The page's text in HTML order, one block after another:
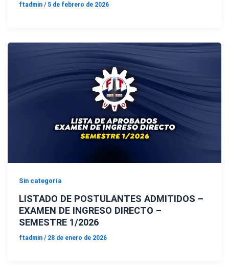
ftadmin / 5 de febrero de 2026
Sin categoría
LISTADO DE POSTULANTES ADMITIDOS –
EXAMEN DE INGRESO DIRECTO –
SEMESTRE 1/2026
ftadmin / 28 de enero de 2026